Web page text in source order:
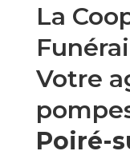
La
Votre
Poiré-